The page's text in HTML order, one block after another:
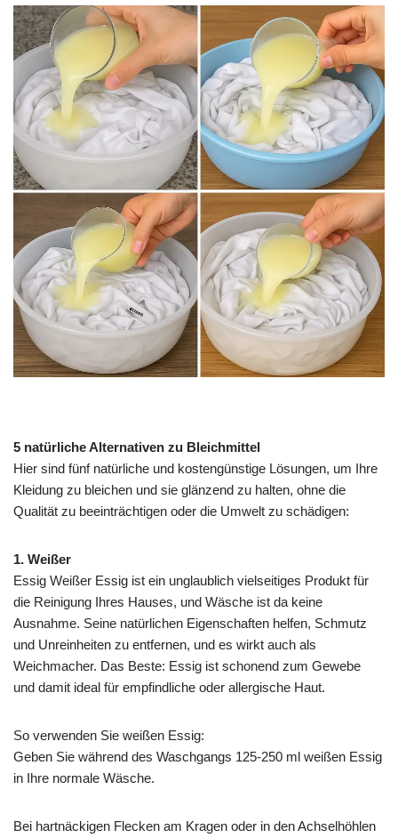
5 natürliche Alternativen zu Bleichmittel
Hier sind fünf natürliche und kostengünstige Lösungen, um Ihre
Kleidung zu bleichen und sie glänzend zu halten, ohne die
Qualität zu beeinträchtigen oder die Umwelt zu schädigen:
1. Weißer
Essig Weißer Essig ist ein unglaublich vielseitiges Produkt für
die Reinigung Ihres Hauses, und Wäsche ist da keine
Ausnahme. Seine natürlichen Eigenschaften helfen, Schmutz
und Unreinheiten zu entfernen, und es wirkt auch als
Weichmacher. Das Beste: Essig ist schonend zum Gewebe
und damit ideal für empfindliche oder allergische Haut.
So verwenden Sie weißen Essig:
Geben Sie während des Waschgangs 125-250 ml weißen Essig
in Ihre normale Wäsche.
Bei hartnäckigen Flecken am Kragen oder in den Achselhöhlen